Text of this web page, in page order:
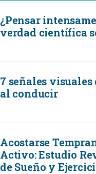
¿Pensar
verdad científica
7 señales visuales
al conducir
Acostarse
Activo: Estudio
de Sueño y